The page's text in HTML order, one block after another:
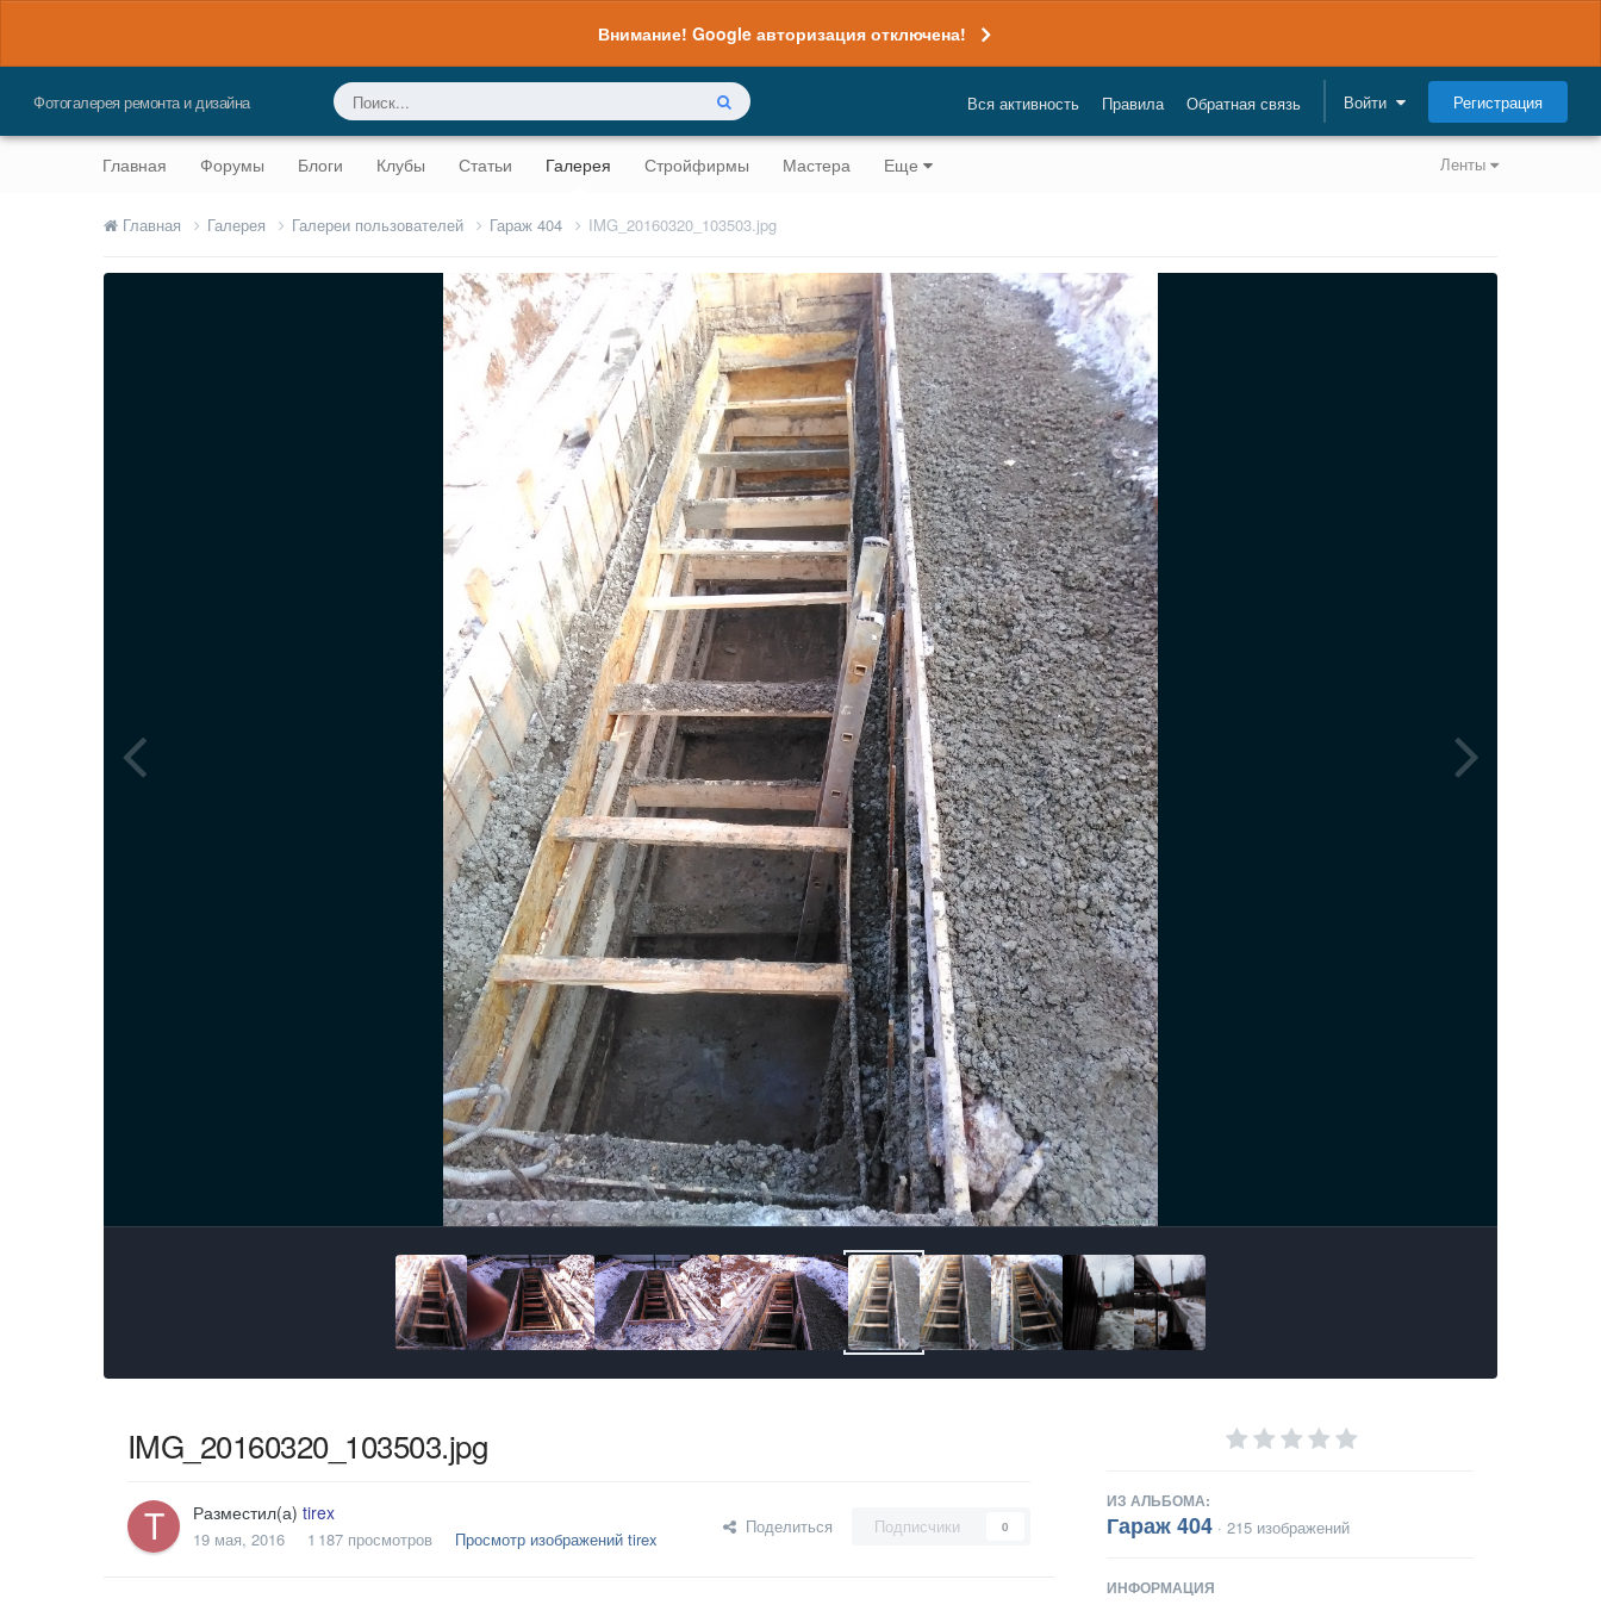
Внимание! Google авторизация отключена!
Фотогалерея ремонта и дизайна Вся активность Правила Обратная связь Войти Регистрация
Ленты
Главная Форумы Блоги Клубы Статьи Галерея Стройфирмы Мастера Еще
Главная Галерея Галереи пользователей Гараж 404 IMG_20160320_103503.jpg
IMG_20160320_103503.jpg
Разместил(а) tirex
19 мая, 2016 1 187 просмотров Просмотр изображений tirex
Поделиться Подписчики 0
ИЗ АЛЬБОМА:
Гараж 404 · 215 изображений
ИНФОРМАЦИЯ